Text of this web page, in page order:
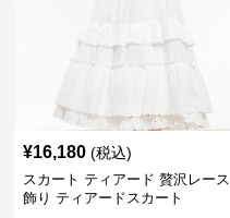
¥16,180 (税込)
スカート ティアード 贅沢レース
飾り ティアードスカート